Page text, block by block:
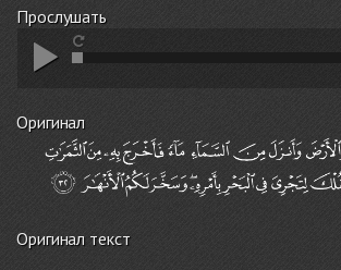
Прослушать
Оригинал
Оригинал текст